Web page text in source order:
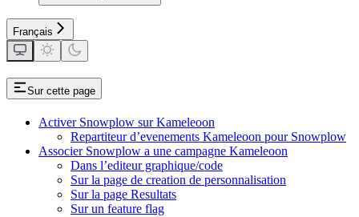
Français
Sur cette page
Activer Snowplow sur Kameleoon
Repartiteur d’evenements Kameleoon pour Snowplow
Associer Snowplow a une campagne Kameleoon
Dans l’editeur graphique/code
Sur la page de creation de personnalisation
Sur la page Resultats
Sur un feature flag